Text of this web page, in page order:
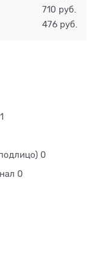
710 руб.
476 руб.
0
0